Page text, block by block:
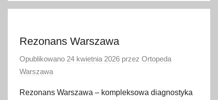
Rezonans Warszawa
Opublikowano 24 kwietnia 2026 przez Ortopeda
Warszawa
Rezonans Warszawa – kompleksowa diagnostyka